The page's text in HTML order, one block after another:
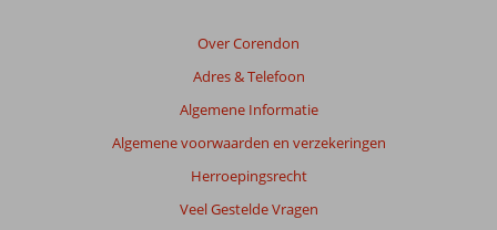
Over Corendon
Adres & Telefoon
Algemene Informatie
Algemene voorwaarden en verzekeringen
Herroepingsrecht
Veel Gestelde Vragen